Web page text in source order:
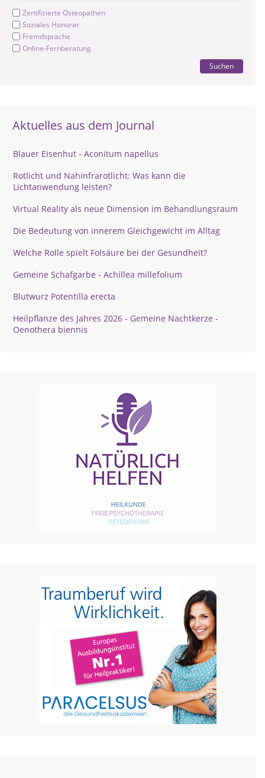
Zertifizierte Osteopathen
Soziales Honorar
Fremdsprache
Online-Fernberatung
Suchen
Aktuelles aus dem Journal
Blauer Eisenhut - Aconitum napellus
Rotlicht und Nahinfrarotlicht: Was kann die
Lichtanwendung leisten?
Virtual Reality als neue Dimension im Behandlungsraum
Die Bedeutung von innerem Gleichgewicht im Alltag
Welche Rolle spielt Folsäure bei der Gesundheit?
Gemeine Schafgarbe - Achillea millefolium
Blutwurz Potentilla erecta
Heilpflanze des Jahres 2026 - Gemeine Nachtkerze -
Oenothera biennis